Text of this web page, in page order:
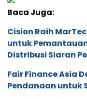
Baca Juga:
Cision Raih
untuk
Distribusi Siaran
Fair Finance Asia
Pendanaan untuk